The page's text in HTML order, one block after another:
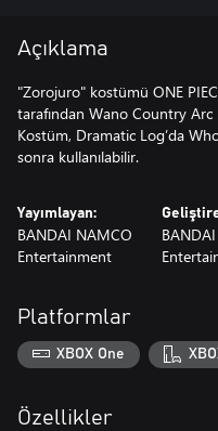
Açıklama
"Zorojuro" kostümü ONE
tarafından Wano Country
Kostüm, Dramatic Log’da
sonra kullanılabilir.
Yayımlayan:
BANDAI NAMCO
Entertainment
Platformlar
XBOX One
Özellikler